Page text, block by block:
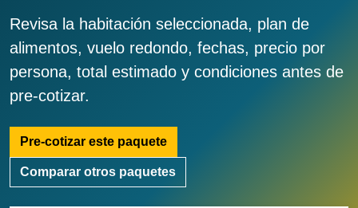
Revisa la habitación seleccionada, plan de
alimentos, vuelo redondo, fechas, precio por
persona, total estimado y condiciones antes de
pre-cotizar.
Pre-cotizar este paquete
Comparar otros paquetes